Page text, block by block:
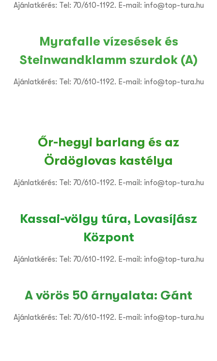
Ajánlatkérés: Tel: 70/610-1192. E-mail: info@top-tura.hu
Myrafalle vízesések és
Steinwandklamm szurdok (A)
Ajánlatkérés: Tel: 70/610-1192. E-mail: info@top-tura.hu
Őr-hegyi barlang és az
Ördöglovas kastélya
Ajánlatkérés: Tel: 70/610-1192. E-mail: info@top-tura.hu
Kassai-völgy túra, Lovasíjász
Központ
Ajánlatkérés: Tel: 70/610-1192. E-mail: info@top-tura.hu
A vörös 50 árnyalata: Gánt
Ajánlatkérés: Tel: 70/610-1192. E-mail: info@top-tura.hu